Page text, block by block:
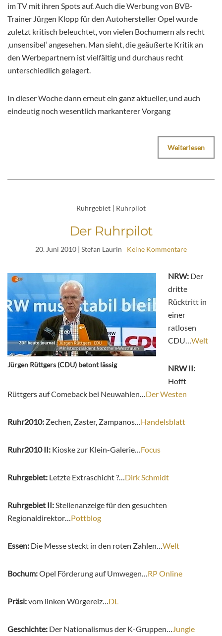
im TV mit ihren Spots auf. Auch die Werbung von BVB-
Trainer Jürgen Klopp für den Autohersteller Opel wurde
zuletzt kritisch beleuchtet, von vielen Bochumern als recht
‚unsensibel‘ angesehen. Man sieht, die geäußerte Kritik an
den Werbepartnern ist vielfältig und durchaus recht
unterschiedlich gelagert.
In dieser Woche dann erneut ein ganz aktueller, und auch
eindeutig noch wesentlich markanterer Vorgang
Weiterlesen
Ruhrgebiet | Ruhrpilot
Der Ruhrpilot
20. Juni 2010 | Stefan Laurin Keine Kommentare
Jürgen Rüttgers (CDU) betont lässig
NRW: Der
dritte
Rücktritt in
einer
ratlosen
CDU…Welt
NRW II:
Hofft
Rüttgers auf Comeback bei Neuwahlen…Der Westen
Ruhr2010: Zechen, Zaster, Zampanos…Handelsblatt
Ruhr2010 II: Kioske zur Klein-Galerie…Focus
Ruhrgebiet: Letzte Extraschicht ?…Dirk Schmidt
Ruhrgebiet II:Stellenanzeige für den gesuchten
Regionaldirektor…Pottblog
Essen: Die Messe steckt in den roten Zahlen…Welt
Bochum:Opel Förderung auf Umwegen…RP Online
Präsi:vom linken Würgereiz…DL
Geschichte: Der Nationalismus der K-Gruppen…Jungle